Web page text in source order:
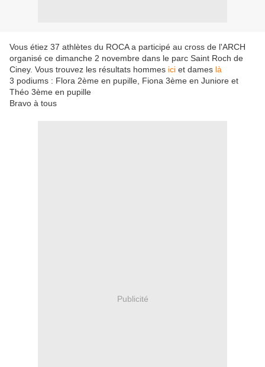
Vous étiez 37 athlètes du ROCA a participé au cross de l'ARCH
organisé ce dimanche 2 novembre dans le parc Saint Roch de
Ciney. Vous trouvez les résultats hommes ici et dames là
3 podiums : Flora 2ème en pupille, Fiona 3ème en Juniore et
Théo 3ème en pupille
Bravo à tous
Publicité